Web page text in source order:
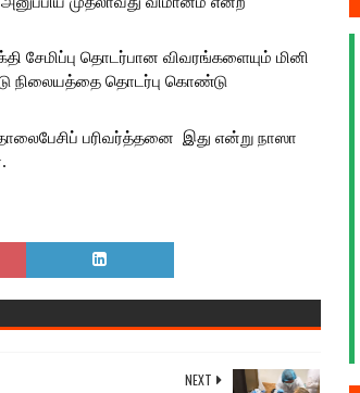
சேமிப்பு தொடர்பான விவரங்களையும் மினி
நிலையத்தை தொடர்பு கொண்டு
பரிவர்த்தனை  இது என்று நாஸா
NEXT